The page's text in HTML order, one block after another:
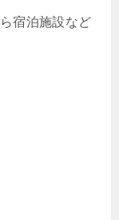
宿泊施設など